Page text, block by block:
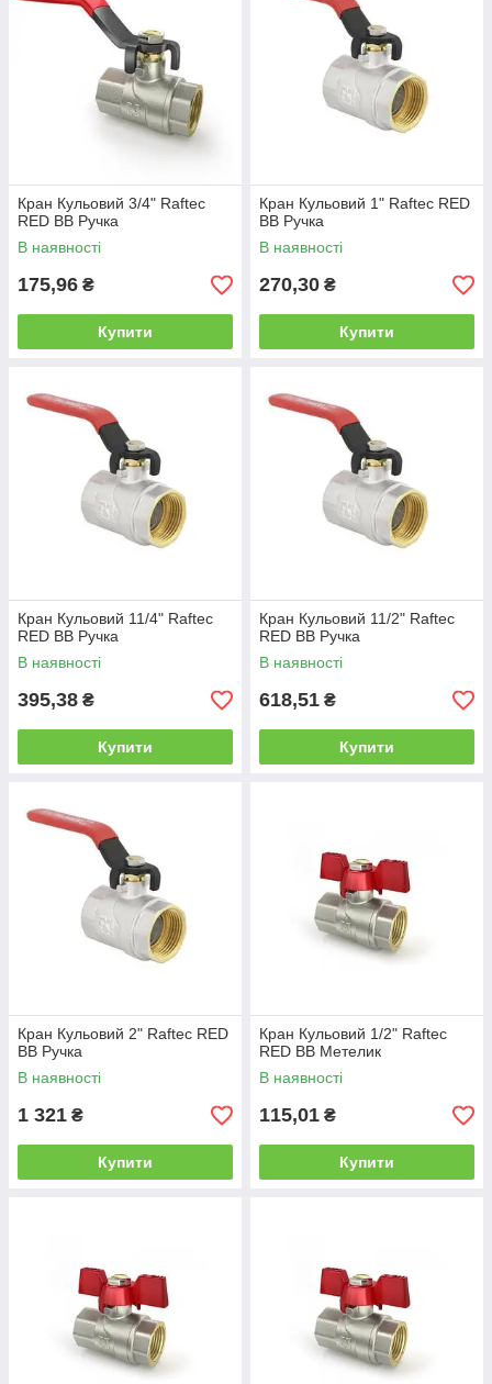
Кран Кульовий 3/4" Raftec
RED ВВ Ручка
В наявності
175,96 ₴
Купити
Кран Кульовий 1" Raftec RED
ВВ Ручка
В наявності
270,30 ₴
Купити
Кран Кульовий 11/4" Raftec
RED ВВ Ручка
В наявності
395,38 ₴
Купити
Кран Кульовий 11/2" Raftec
RED ВВ Ручка
В наявності
618,51 ₴
Купити
Кран Кульовий 2" Raftec RED
ВВ Ручка
В наявності
1 321 ₴
Купити
Кран Кульовий 1/2" Raftec
RED ВВ Метелик
В наявності
115,01 ₴
Купити